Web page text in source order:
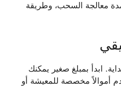
معالجة السحب، وطريقة
ابدأ بمبلغ صغير يمكنك
أموالاً مخصصة للمعيشة أو